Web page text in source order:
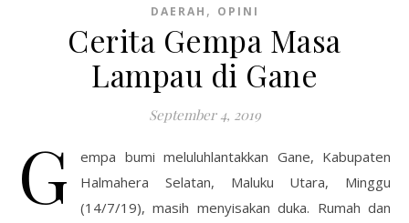
DAERAH , OPINI
Cerita Gempa Masa
Lampau di Gane
September 4, 2019
G
empa bumi meluluhlantakkan Gane, Kabupaten
Halmahera Selatan, Maluku Utara, Minggu
(14/7/19), masih menyisakan duka. Rumah dan